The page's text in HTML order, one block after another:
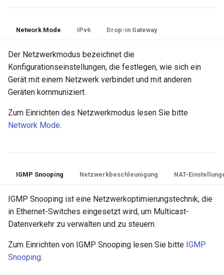
Network Mode IPv6 Drop-in Gateway
Der Netzwerkmodus bezeichnet die
Konfigurationseinstellungen, die festlegen, wie sich ein
Gerät mit einem Netzwerk verbindet und mit anderen
Geräten kommuniziert.
Zum Einrichten des Netzwerkmodus lesen Sie bitte
Network Mode.
IGMP Snooping Netzwerkbeschleunigung NAT-
IGMP Snooping ist eine Netzwerkoptimierungstechnik, die
in Ethernet-Switches eingesetzt wird, um Multicast-
Datenverkehr zu verwalten und zu steuern.
Zum Einrichten von IGMP Snooping lesen Sie bitte IGMP
Snooping.